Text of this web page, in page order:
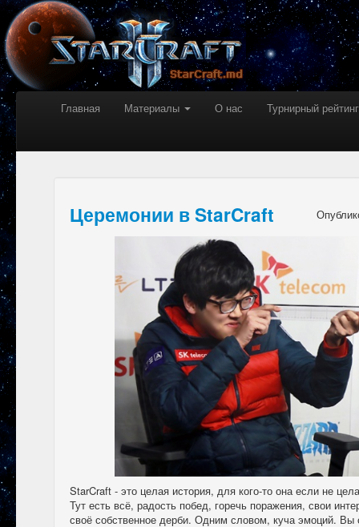
Главная Материалы О нас Турнирный рейтинг
Церемонии в StarCraft
StarCraft - это целая история, для кого-то она если не
Тут есть всё, радость побед, горечь поражения, свои
своё собственное дерби. Одним словом, куча эмоций. Вы